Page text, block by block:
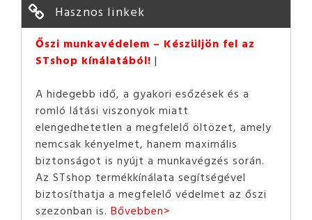
Hasznos linkek
Őszi munkavédelem – Készüljön fel az
STshop kínálatából!
A hidegebb idő, a gyakori esőzések és a
romló látási viszonyok miatt
elengedhetetlen a megfelelő öltözet, amely
nemcsak kényelmet, hanem maximális
biztonságot is nyújt a munkavégzés során.
Az STshop termékkínálata segítségével
biztosíthatja a megfelelő védelmet az őszi
szezonban is. Bővebben>